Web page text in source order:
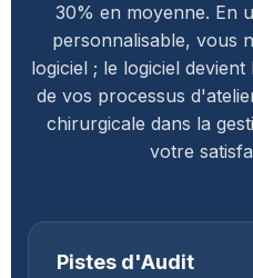
30% en moyenne. En
personnalisable, vous
logiciel ; le logiciel
de vos processus
chirurgicale dans la
votre
Pistes d'Audit